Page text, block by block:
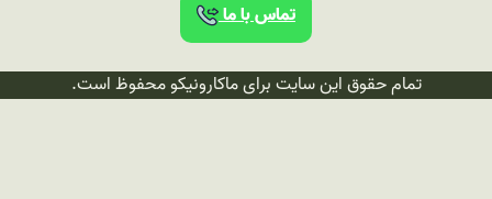
تماس با ما
تمام حقوق این سایت برای ماکارونیکو محفوظ است.